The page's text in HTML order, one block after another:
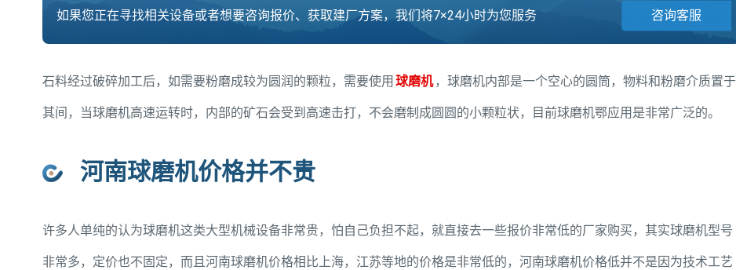
如果您正在寻找相关设备或者想要咨询报价、获取建厂方案，我们将7×24小时为您服务 咨询客服
石料经过破碎加工后，如需要粉磨成较为圆润的颗粒，需要使用 球磨机 ，球磨机内部是一个空心的圆筒，物料和粉磨介质置于
其间，当球磨机高速运转时，内部的矿石会受到高速击打，不会磨制成圆圆的小颗粒状，目前球磨机鄂应用是非常广泛的。
河南球磨机价格并不贵
许多人单纯的认为球磨机这类大型机械设备非常贵，怕自己负担不起，就直接去一些报价非常低的厂家购买，其实球磨机型号
非常多，定价也不固定，而且河南球磨机价格相比上海，江苏等地的价格是非常低的，河南球磨机价格低并不是因为技术工艺